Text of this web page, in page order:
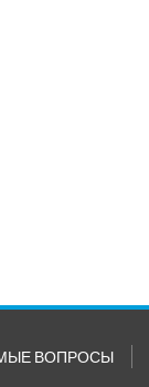
ВОПРОСЫ